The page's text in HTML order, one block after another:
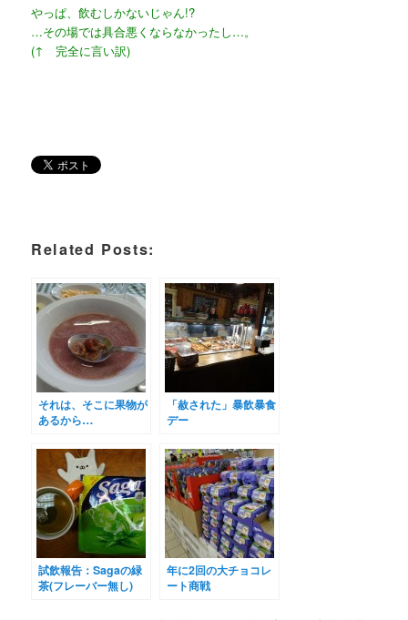
やっぱ、飲むしかないじゃん!?
…その場では具合悪くならなかったし…。
(↑ 完全に言い訳)
Related Posts:
それは、そこに果物が
あるから…
「赦された」暴飲暴食
デー
試飲報告：Sagaの緑
茶(フレーバー無し)
年に2回の大チョコレ
ート商戦